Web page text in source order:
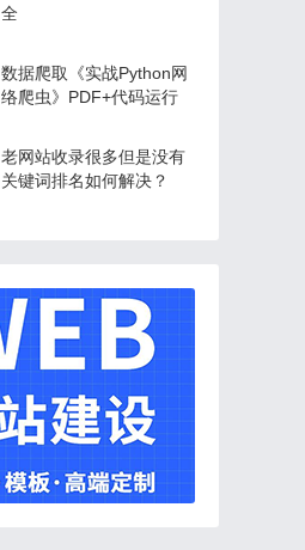
全
数据爬取《实战Python网
络爬虫》PDF+代码运行
老网站收录很多但是没有
关键词排名如何解决？